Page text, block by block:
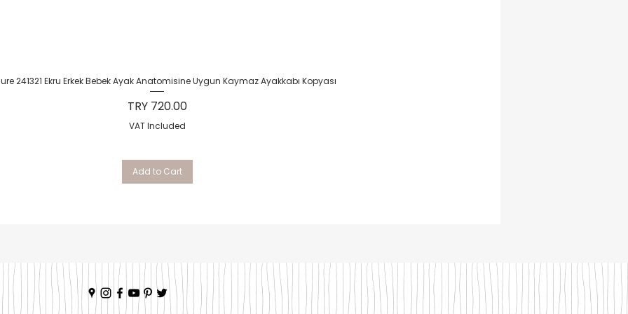
Quick View
241321 Ekru Erkek Bebek Ayak Anatomisine Uygun Kaymaz Ayakkabı Kopyası
Price
TRY 720.00
VAT Included
Add to Cart